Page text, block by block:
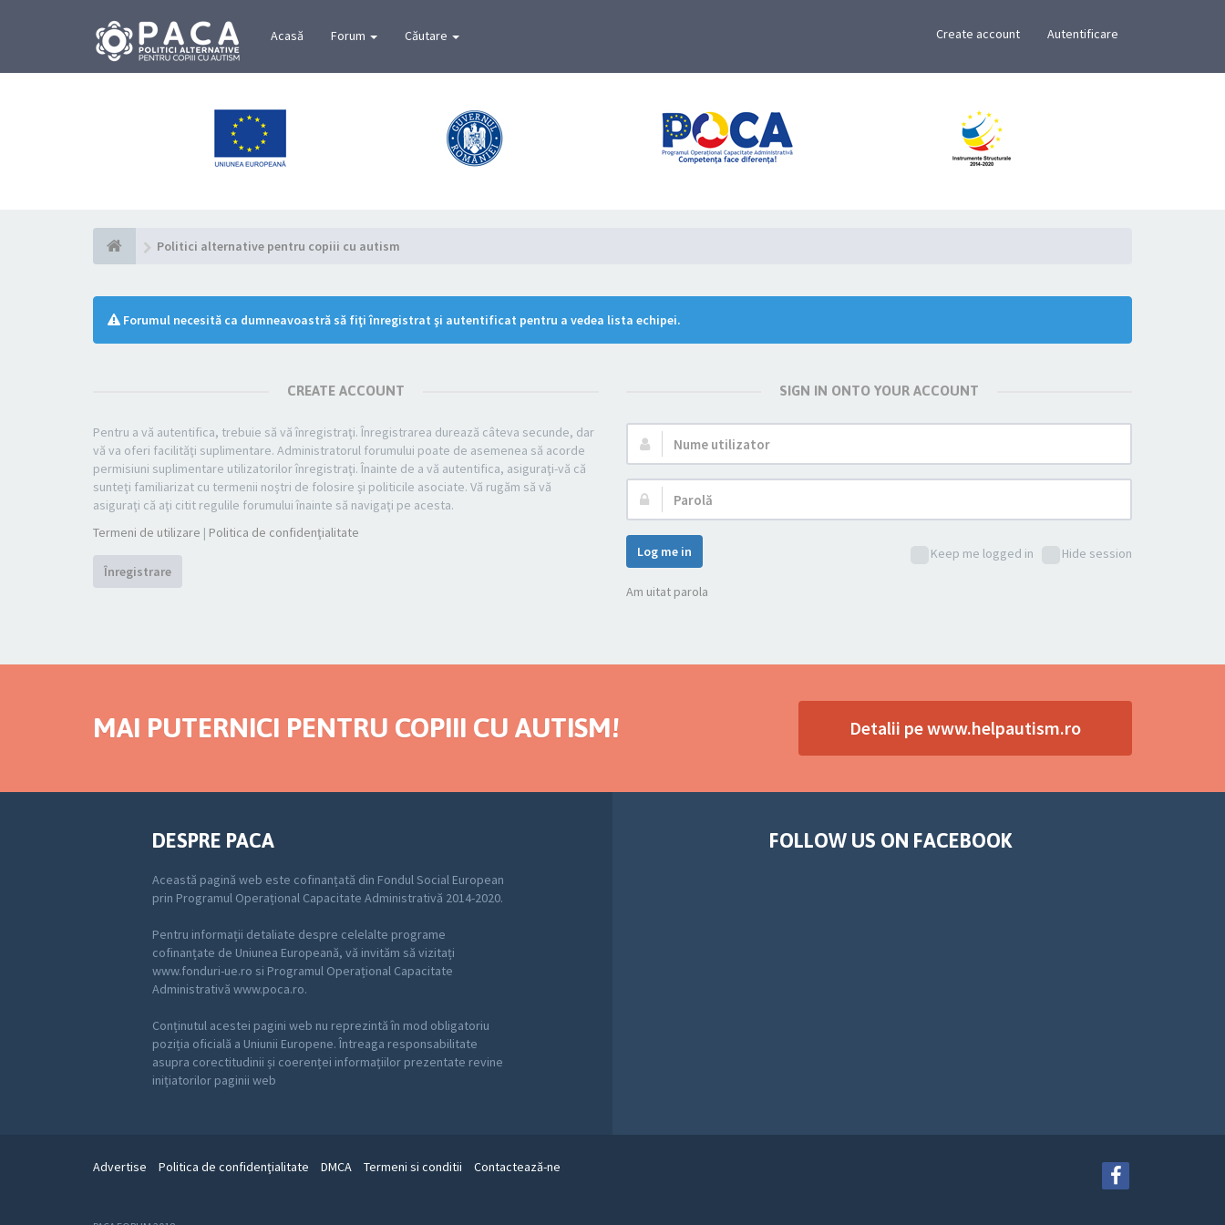
Acasă Forum Căutare Create account Autentificare
Politici alternative pentru copiii cu autism
Forumul necesită ca dumneavoastră să fiţi înregistrat şi autentificat pentru a vedea lista echipei.
CREATE ACCOUNT
Pentru a vă autentifica, trebuie să vă înregistraţi. Înregistrarea durează câteva secunde, dar
vă va oferi facilităţi suplimentare. Administratorul forumului poate de asemenea să acorde
permisiuni suplimentare utilizatorilor înregistraţi. Înainte de a vă autentifica, asiguraţi-vă că
sunteţi familiarizat cu termenii noştri de folosire şi politicile asociate. Vă rugăm să vă
asiguraţi că aţi citit regulile forumului înainte să navigaţi pe acesta.
Termeni de utilizare | Politica de confidenţialitate
Înregistrare
SIGN IN ONTO YOUR ACCOUNT
Nume
utilizator:
Parolă:
Keep me logged in Hide session
Log me in
Am uitat parola
MAI PUTERNICI PENTRU COPIII CU AUTISM! Detalii pe www.helpautism.ro
DESPRE PACA
Această pagină web este cofinanțată din Fondul Social European
prin Programul Operațional Capacitate Administrativă 2014-2020.
Pentru informații detaliate despre celelalte programe
cofinanțate de Uniunea Europeană, vă invităm să vizitați
www.fonduri-ue.ro si Programul Operațional Capacitate
Administrativă www.poca.ro.
Conținutul acestei pagini web nu reprezintă în mod obligatoriu
poziția oficială a Uniunii Europene. Întreaga responsabilitate
asupra corectitudinii și coerenței informațiilor prezentate revine
inițiatorilor paginii web
FOLLOW US ON FACEBOOK
Advertise Politica de confidenţialitate DMCA Termeni si conditii Contactează-ne